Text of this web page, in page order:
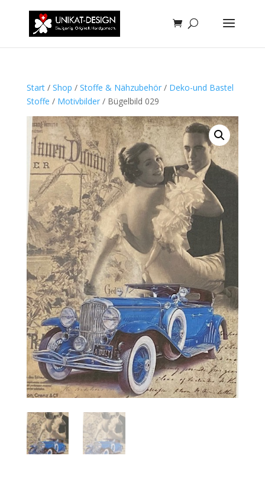
Start/ Shop / Stoffe & Nähzubehör/ Deko-und Bastel
Stoffe / Motivbilder/ Bügelbild 029